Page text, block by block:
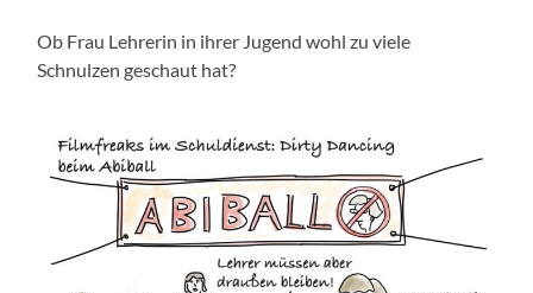
Ob Frau Lehrerin in ihrer Jugend wohl zu viele
Schnulzen geschaut hat?